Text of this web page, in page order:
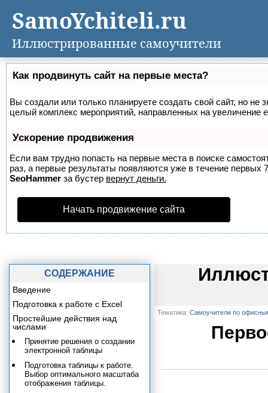
Как продвинуть сайт на первые места?
Вы создали или только планируете создать свой сайт, но не
целый комплекс мероприятий, направленных на увеличение
Ускорение продвижения
Если вам трудно попасть на первые места в поиске
раз, а первые результаты появляются уже в течение первых
SeoHammer за бустер вернут деньги.
Начать продвижение сайта
Тематика: Самоучители по
СОДЕРЖАНИЕ
Введение
Подготовка к работе с Excel
Простейшие действия над
числами
Принятие решения о создании
электронной таблицы
Подготовка таблицы к работе.
Выбор оптимального масштаба
отображения таблицы.
SamoYchiteli.ru
Иллюстрированные самоучители